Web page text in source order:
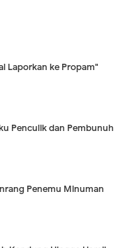
Laporkan ke Propam"
Penculik dan Pembunuh
Penemu Minuman